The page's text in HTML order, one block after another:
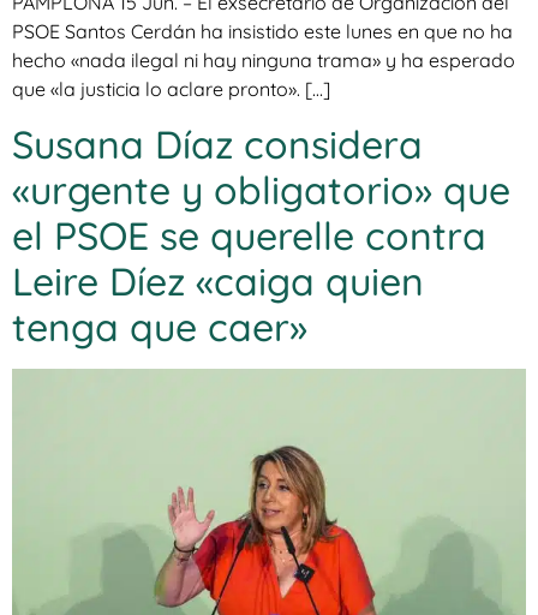
PSOE Santos Cerdán ha insistido este lunes en que no ha
hecho «nada ilegal ni hay ninguna trama» y ha esperado
que «la justicia lo aclare pronto». […]
Susana Díaz considera
«urgente y obligatorio» que
el PSOE se querelle contra
Leire Díez «caiga quien
tenga que caer»